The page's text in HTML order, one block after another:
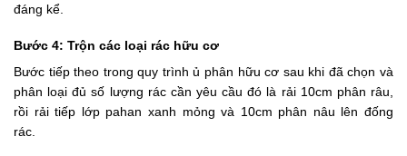
đáng kể.
Bước 4: Trộn các loại rác hữu cơ
Bước tiếp theo trong quy trình ủ phân hữu cơ sau khi đã chọn và
phân loại đủ số lượng rác cần yêu cầu đó là rải 10cm phân râu,
rồi rải tiếp lớp pahan xanh mỏng và 10cm phân nâu lên đống
rác.